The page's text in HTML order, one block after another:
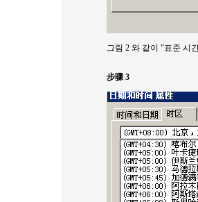
그림 2 와 같이 "표준 시
步骤 3